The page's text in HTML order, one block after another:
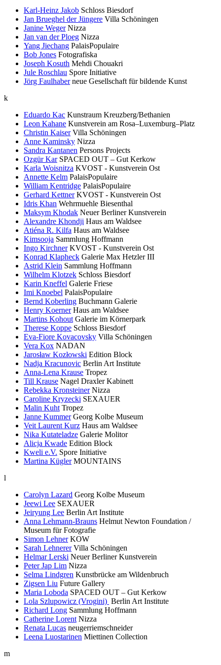
Karl-Heinz Jakob Schloss Biesdorf
Jan Brueghel der Jüngere Villa Schöningen
Janine Weger Nizza
Jan van der Ploeg Nizza
Yang Jiechang PalaisPopulaire
Bob Jones Fotografiska
Joseph Kosuth Mehdi Chouakri
Jule Roschlau Spore Initiative
Jörg Faulhaber neue Gesellschaft für bildende Kunst
k
Eduardo Kac Kunstraum Kreuzberg/Bethanien
Leon Kahane Kunstverein am Rosa–Luxemburg–Platz
Christin Kaiser Villa Schöningen
Anne Kaminsky Nizza
Sandra Kantanen Persons Projects
Ozgür Kar SPACED OUT – Gut Kerkow
Karla Woisnitza KVOST - Kunstverein Ost
Annette Kelm PalaisPopulaire
William Kentridge PalaisPopulaire
Gerhard Kettner KVOST - Kunstverein Ost
Idris Khan Wehrmuehle Biesenthal
Maksym Khodak Neuer Berliner Kunstverein
Alexandre Khondji Haus am Waldsee
Atiéna R. Kilfa Haus am Waldsee
Kimsooja Sammlung Hoffmann
Ingo Kirchner KVOST - Kunstverein Ost
Konrad Klapheck Galerie Max Hetzler III
Astrid Klein Sammlung Hoffmann
Wilhelm Klotzek Schloss Biesdorf
Karin Kneffel Galerie Friese
Imi Knoebel PalaisPopulaire
Bernd Koberling Buchmann Galerie
Henry Koerner Haus am Waldsee
Martins Kohout Galerie im Körnerpark
Therese Koppe Schloss Biesdorf
Eva-Fiore Kovacovsky Villa Schöningen
Vera Kox NADAN
Jarosław Kozłowski Edition Block
Nadja Kracunovic Berlin Art Institute
Anna-Lena Krause Tropez
Till Krause Nagel Draxler Kabinett
Rebekka Kronsteiner Nizza
Caroline Kryzecki SEXAUER
Malin Kuht Tropez
Janne Kummer Georg Kolbe Museum
Veit Laurent Kurz Haus am Waldsee
Nika Kutateladze Galerie Molitor
Alicja Kwade Edition Block
Kweli e.V. Spore Initiative
Martina Kügler MOUNTAINS
l
Carolyn Lazard Georg Kolbe Museum
Jeewi Lee SEXAUER
Jeiryung Lee Berlin Art Institute
Anna Lehmann-Brauns Helmut Newton Foundation /
Museum für Fotografie
Simon Lehner KOW
Sarah Lehnerer Villa Schöningen
Helmar Lerski Neuer Berliner Kunstverein
Peter Jap Lim Nizza
Selma Lindgren Kunstbrücke am Wildenbruch
Zigsen Liu Future Gallery
Maria Loboda SPACED OUT – Gut Kerkow
Lola Szlupowicz (Vrogini) Berlin Art Institute
Richard Long Sammlung Hoffmann
Catherine Lorent Nizza
Renata Lucas neugerriemschneider
Leena Luostarinen Miettinen Collection
m